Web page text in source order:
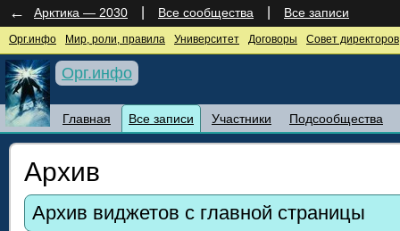
← Арктика — 2030 Все сообщества Все записи
Орг.инфо Мир, роли, правила Университет Договоры Совет директоров
Орг.инфо
Главная Все записи Участники Подсообщества
Архив
Архив виджетов с главной страницы